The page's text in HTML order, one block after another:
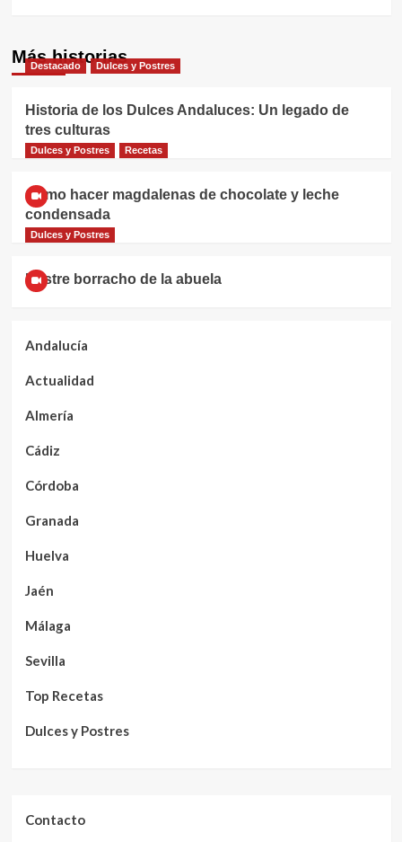
Más historias
Destacado Dulces y Postres
Historia de los Dulces Andaluces: Un legado de
tres culturas
Dulces y Postres Recetas
Cómo hacer magdalenas de chocolate y leche
condensada
Dulces y Postres
Postre borracho de la abuela
Andalucía
Actualidad
Almería
Cádiz
Córdoba
Granada
Huelva
Jaén
Málaga
Sevilla
Top Recetas
Dulces y Postres
Contacto